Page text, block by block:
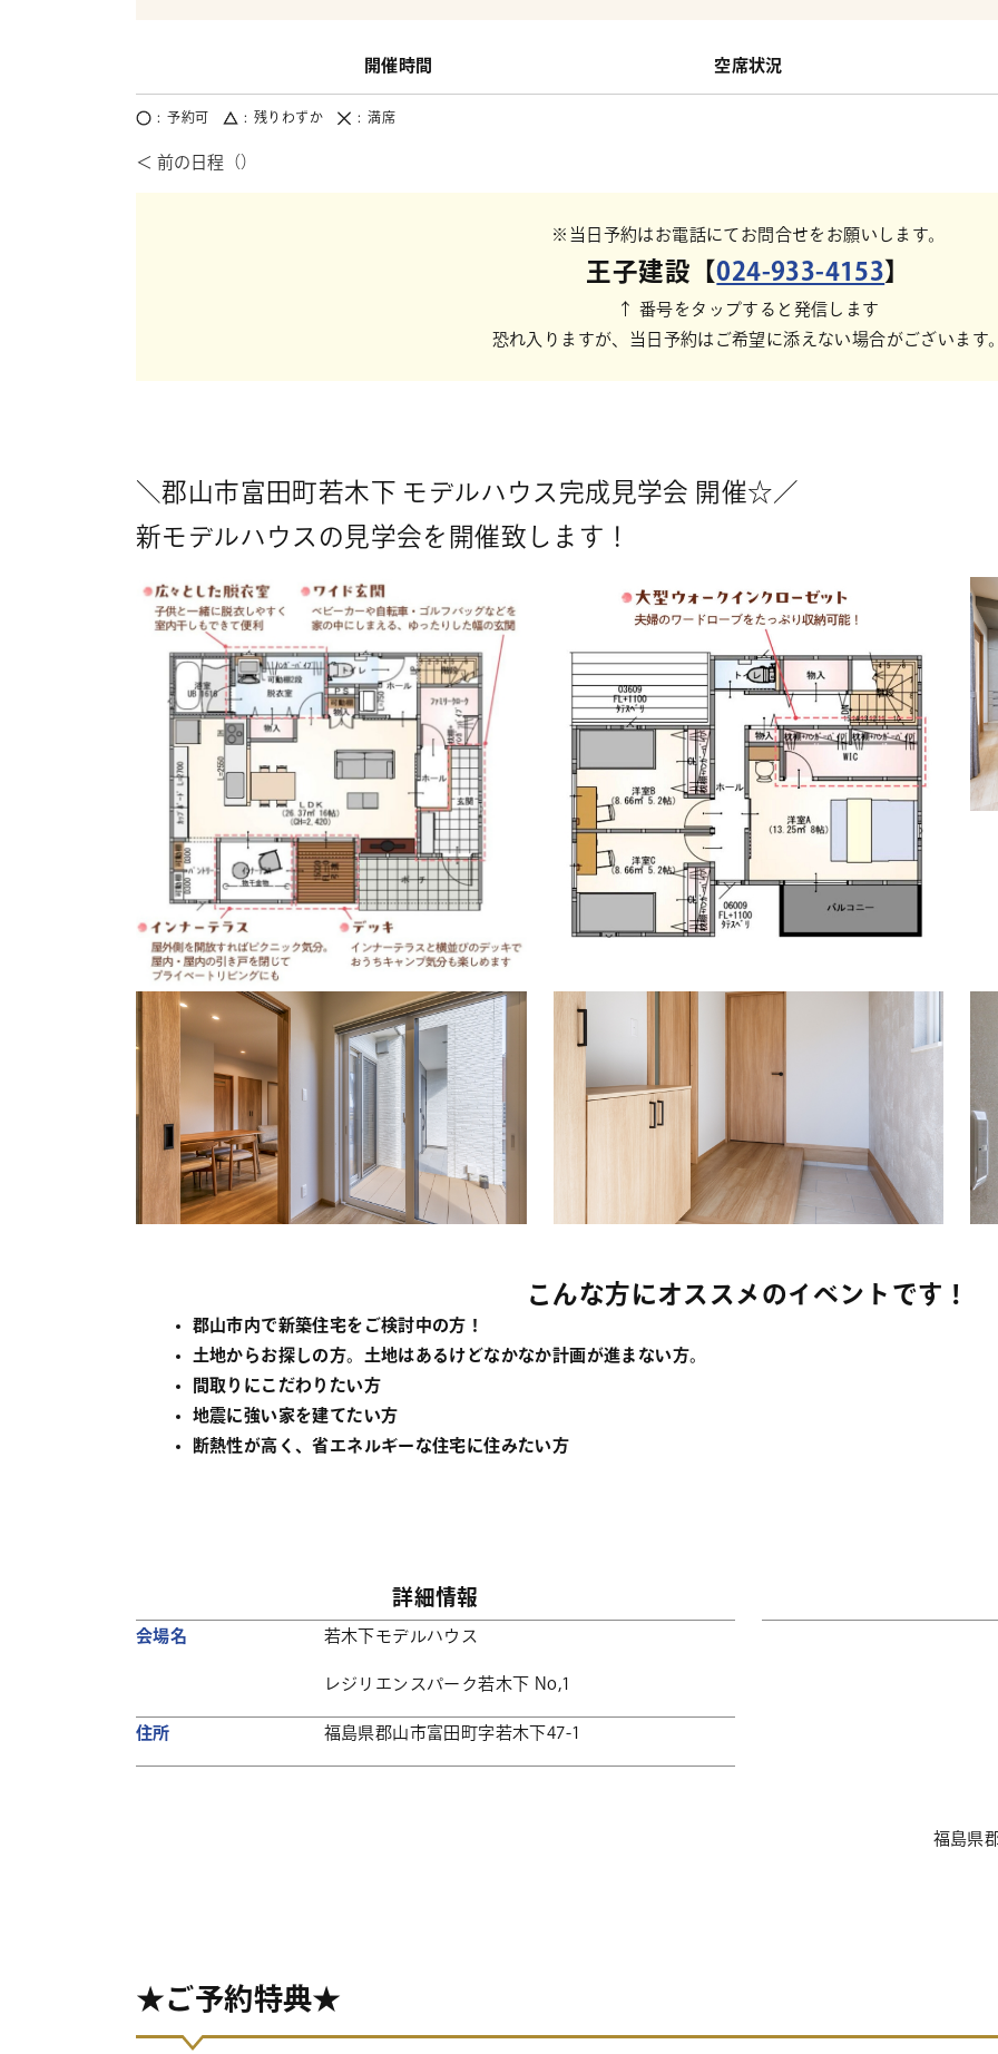
開催時間 空席状況
予約可 残りわずか 満席
※当日予約はお電話にてお問合せをお願いします。
王子建設【024-933-4153】
↑ 番号をタップすると発信します
恐れ入りますが、当日予約はご希望に添えない場合がございます
＼郡山市富田町若木下 モデルハウス完成見学会 開催☆／
新モデルハウスの見学会を開催致します！
こんな方にオススメのイベントです！
郡山市内で新築住宅をご検討中の方！
土地からお探しの方。土地はあるけどなかなか計画が進まない方。
間取りにこだわりたい方
地震に強い家を建てたい方
断熱性が高く、省エネルギーな住宅に住みたい方
詳細情報
会場名 若木下モデルハウス
レジリエンスパーク若木下 No,1
住所 福島県郡山市富田町字若木下47-1
福島県
★ご予約特典★